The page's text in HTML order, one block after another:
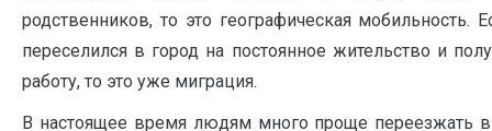
родственников, то это географическая мобильность.
переселился в город на постоянное жительство и
работу, то это уже миграция.
В настоящее время людям много проще переезжать